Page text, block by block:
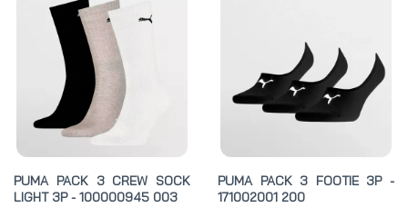
PUMA PACK 3 CREW SOCK
LIGHT 3P - 100000945 003
PUMA PACK 3 FOOTIE 3P -
171002001 200